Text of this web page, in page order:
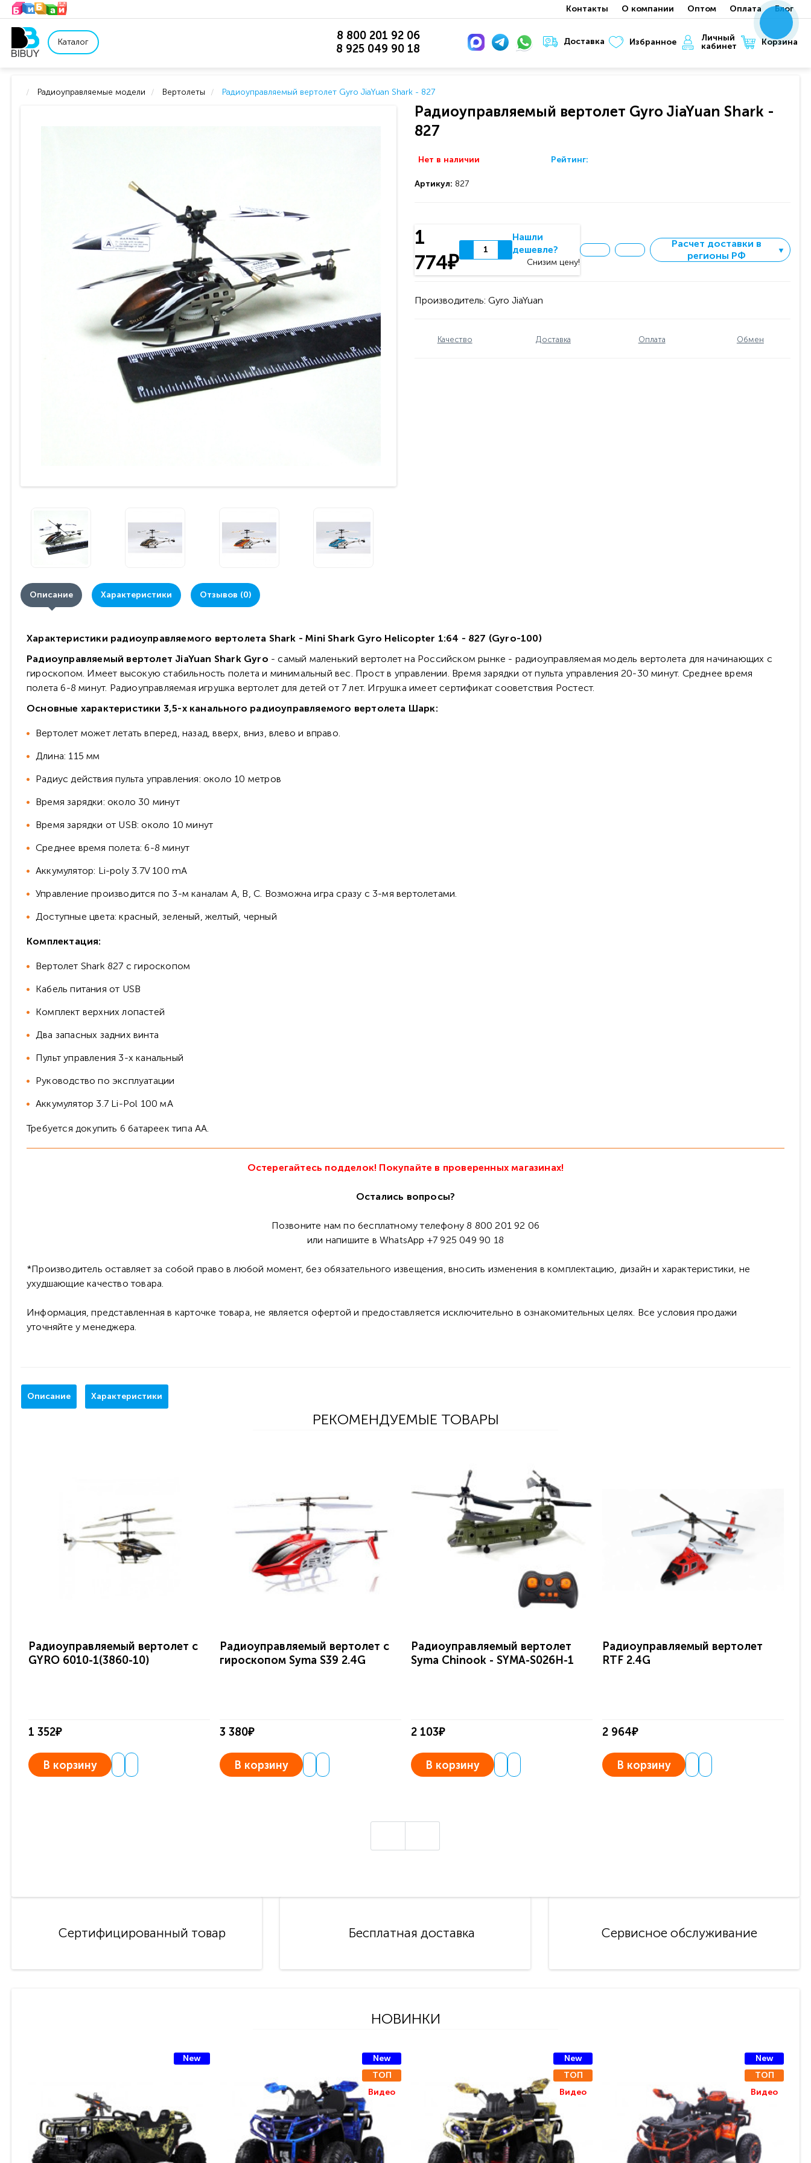
Контакты О компании Оптом Оплата Блог
Каталог
8 800 201 92 06
8 925 049 90 18
Доставка Избранное
Личный
кабинет
Корзина
Радиоуправляемые модели Вертолеты Радиоуправляемый вертолет Gyro JiaYuan Shark - 827
Радиоуправляемый вертолет Gyro JiaYuan Shark -
827
Нет в наличии Рейтинг:
Артикул: 827
1
774₽
Нашли
дешевле?
Снизим цену!
Расчет доставки в
регионы РФ
▼
Производитель: Gyro JiaYuan
Качество Доставка Оплата Обмен
Описание Характеристики Отзывов (0)
Характеристики радиоуправляемого вертолета Shark - Mini Shark Gyro Helicopter 1:64 - 827 (Gyro-100)
Радиоуправляемый вертолет JiaYuan Shark Gyro - самый маленький вертолет на Российском рынке - радиоуправляемая модель вертолета для начинающих с
гироскопом. Имеет высокую стабильность полета и минимальный вес. Прост в управлении. Время зарядки от пульта управления 20-30 минут. Среднее время
полета 6-8 минут. Радиоуправляемая игрушка вертолет для детей от 7 лет. Игрушка имеет сертификат сооветствия Ростест.
Основные характеристики 3,5-х канального радиоуправляемого вертолета Шарк:
Вертолет может летать вперед, назад, вверх, вниз, влево и вправо.
Длина: 115 мм
Радиус действия пульта управления: около 10 метров
Время зарядки: около 30 минут
Время зарядки от USB: около 10 минут
Среднее время полета: 6-8 минут
Аккумулятор: Li-poly 3.7V 100 mA
Управление производится по 3-м каналам A, B, C. Возможна игра сразу с 3-мя вертолетами.
Доступные цвета: красный, зеленый, желтый, черный
Комплектация:
Вертолет Shark 827 с гироскопом
Кабель питания от USB
Комплект верхних лопастей
Два запасных задних винта
Пульт управления 3-х канальный
Руководство по эксплуатации
Аккумулятор 3.7 Li-Pol 100 мА
Требуется докупить 6 батареек типа AA.
Остерегайтесь подделок! Покупайте в проверенных магазинах!
Остались вопросы?
Позвоните нам по бесплатному телефону 8 800 201 92 06
или напишите в WhatsApp +7 925 049 90 18
*Производитель оставляет за собой право в любой момент, без обязательного извещения, вносить изменения в комплектацию, дизайн и характеристики, не
ухудшающие качество товара.
Информация, представленная в карточке товара, не является офертой и предоставляется исключительно в ознакомительных целях. Все условия продажи
уточняйте у менеджера.
Описание Характеристики
РЕКОМЕНДУЕМЫЕ ТОВАРЫ
Радиоуправляемый вертолет c
GYRO 6010-1(3860-10)
1 352₽
В корзину
Радиоуправляемый вертолет с
гироскопом Syma S39 2.4G
3 380₽
В корзину
Радиоуправляемый вертолет
Syma Chinook - SYMA-S026H-1
2 103₽
В корзину
Радиоуправляемый вертолет
RTF 2.4G
2 964₽
В корзину
Сертифицированный товар Бесплатная доставка Сервисное обслуживание
НОВИНКИ
New
New
ТОП
Видео
New
ТОП
Видео
New
ТОП
Видео
xxx